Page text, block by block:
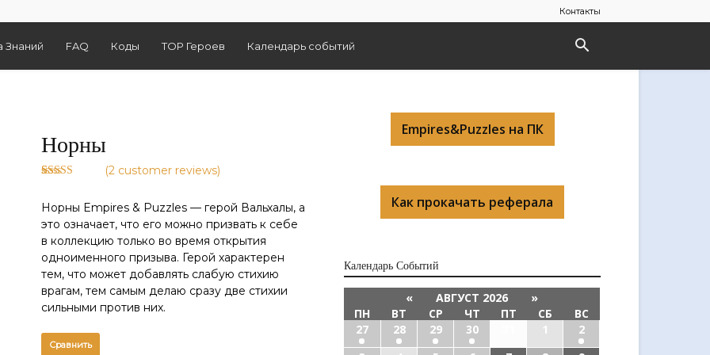
Контакты
Знаний FAQ Коды TOP Героев Календарь событий
Норны
of 5
based on
customer
ratings
(2customer reviews)
Норны Empires & Puzzles — герой Вальхалы, а
это означает, что его можно призвать к себе
в коллекцию только во время открытия
одноименного призыва. Герой характерен
тем, что может добавлять слабую стихию
врагам, тем самым делаю сразу две стихии
сильными против них.
Сравнить
Empires&Puzzles на ПК
Как прокачать реферала
Календарь Cобытий
« АВГУСТ 2026
»
ПН
ВТ СР ЧТ ПТ СБ
ВС
27
28 29 30 1
2